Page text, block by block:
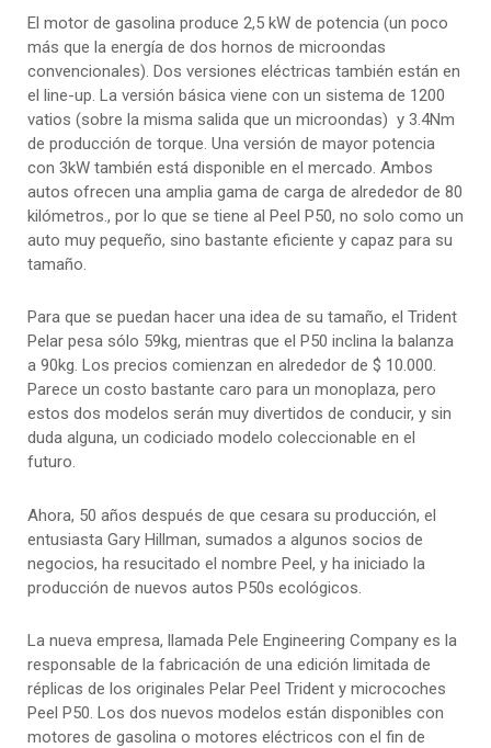
El motor de gasolina produce 2,5 kW de potencia (un poco
más que la energía de dos hornos de microondas
convencionales). Dos versiones eléctricas también están en
el line-up. La versión básica viene con un sistema de 1200
vatios (sobre la misma salida que un microondas) y 3.4Nm
de producción de torque. Una versión de mayor potencia
con 3kW también está disponible en el mercado. Ambos
autos ofrecen una amplia gama de carga de alrededor de 80
kilómetros., por lo que se tiene al Peel P50, no solo como un
auto muy pequeño, sino bastante eficiente y capaz para su
tamaño.
Para que se puedan hacer una idea de su tamaño, el Trident
Pelar pesa sólo 59kg, mientras que el P50 inclina la balanza
a 90kg. Los precios comienzan en alrededor de $ 10.000.
Parece un costo bastante caro para un monoplaza, pero
estos dos modelos serán muy divertidos de conducir, y sin
duda alguna, un codiciado modelo coleccionable en el
futuro.
Ahora, 50 años después de que cesara su producción, el
entusiasta Gary Hillman, sumados a algunos socios de
negocios, ha resucitado el nombre Peel, y ha iniciado la
producción de nuevos autos P50s ecológicos.
La nueva empresa, llamada Pele Engineering Company es la
responsable de la fabricación de una edición limitada de
réplicas de los originales Pelar Peel Trident y microcoches
Peel P50. Los dos nuevos modelos están disponibles con
motores de gasolina o motores eléctricos con el fin de